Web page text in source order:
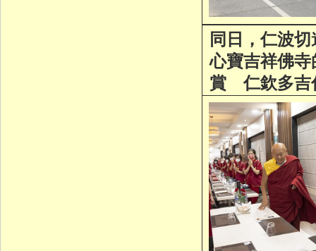
同日，仁波
心寶吉祥佛
賞 仁欽多吉